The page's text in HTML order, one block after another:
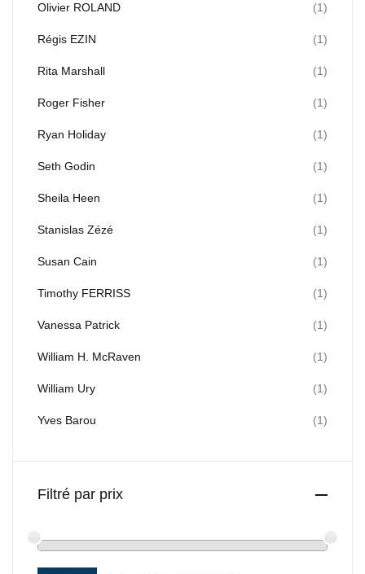
Olivier ROLAND (1)
Régis EZIN (1)
Rita Marshall (1)
Roger Fisher (1)
Ryan Holiday (1)
Seth Godin (1)
Sheila Heen (1)
Stanislas Zézé (1)
Susan Cain (1)
Timothy FERRISS (1)
Vanessa Patrick (1)
William H. McRaven (1)
William Ury (1)
Yves Barou (1)
Filtré par prix